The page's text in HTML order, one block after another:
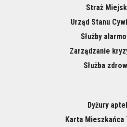
Straż
Urząd Stanu
Służby
Zarządzanie
Służba
Dyżury
Karta Mieszkańca